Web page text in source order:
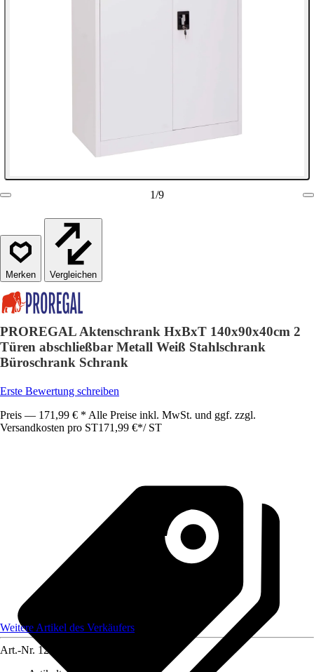
1/9
Vergleichen
PROREGAL Aktenschrank HxBxT 140x90x40cm 2
Türen abschließbar Metall Weiß Stahlschrank
Büroschrank Schrank
Erste Bewertung schreiben
Preis — 171,99 € * Alle Preise inkl. MwSt. und ggf. zzgl.
Versandkosten pro ST171,99 €*/ ST
Weitere Artikel des Verkäufers
Art.-Nr. 12585343